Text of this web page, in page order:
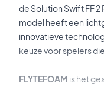
de Solution Swift FF
model heeft een
innovatieve
keuze voor spelers
FLYTEFOAM is het